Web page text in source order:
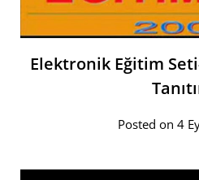
Elektronik Eğitim
Posted on 4